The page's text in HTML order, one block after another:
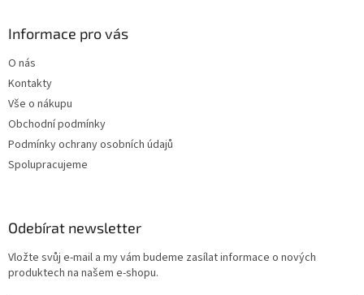
Informace pro vás
O nás
Kontakty
Vše o nákupu
Obchodní podmínky
Podmínky ochrany osobních údajů
Spolupracujeme
Odebírat newsletter
Vložte svůj e-mail a my vám budeme zasílat informace o nových
produktech na našem e-shopu.